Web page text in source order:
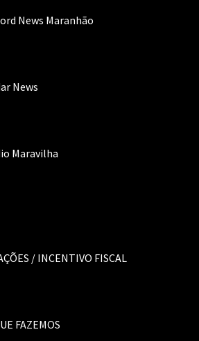
News Maranhão
News
Maravilha
/ INCENTIVO FISCAL
FAZEMOS